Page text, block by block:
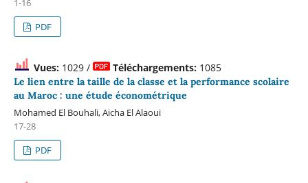
1-16
PDF
Vues:1029 / Téléchargements:1085
Le lien entre la taille de la classe et la performance scolaire
au Maroc : une étude économétrique
Mohamed El Bouhali, Aicha El Alaoui
17-28
PDF